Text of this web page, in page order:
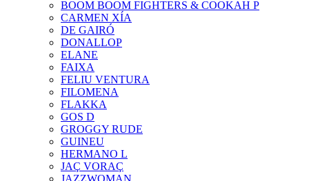
BOOM BOOM FIGHTERS & COOKAH P
CARMEN XÍA
DE GAIRÓ
DONALLOP
ELANE
FAIXA
FELIU VENTURA
FILOMENA
FLAKKA
GOS D
GROGGY RUDE
GUINEU
HERMANO L
JAÇ VORAÇ
JAZZWOMAN